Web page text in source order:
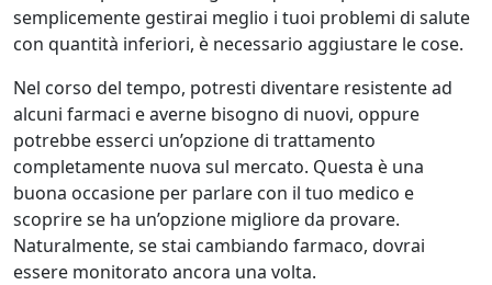
semplicemente gestirai meglio i tuoi problemi di salute
con quantità inferiori, è necessario aggiustare le cose.
Nel corso del tempo, potresti diventare resistente ad
alcuni farmaci e averne bisogno di nuovi, oppure
potrebbe esserci un’opzione di trattamento
completamente nuova sul mercato. Questa è una
buona occasione per parlare con il tuo medico e
scoprire se ha un’opzione migliore da provare.
Naturalmente, se stai cambiando farmaco, dovrai
essere monitorato ancora una volta.